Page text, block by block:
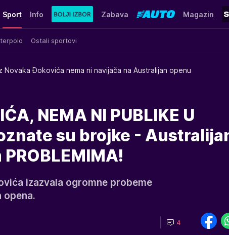
Sport
Ostali sportovi
Info Zabava Magazin
Novaka Đokovića nema ni navijača na Australijan openu
NEMA NI PUBLIKE U
su brojke -
izazvala ogromne probeme
opena.
4